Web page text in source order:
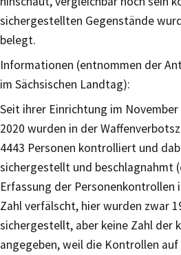
sichergestellten Gegenstände
belegt.
Informationen (entnommen der
im Sächsischen Landtag):
Seit ihrer Einrichtung im
2020 wurden in der
4443 Personen kontrolliert und
sichergestellt und beschlagnahmt
Erfassung der Personenkontrollen
Zahl verfälscht, hier wurden zwar
sichergestellt, aber keine Zahl der
angegeben, weil die Kontrollen